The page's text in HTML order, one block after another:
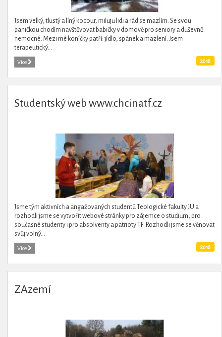
Jsem velký, tlustý a líný kocour, miluju lidi a rád se mazlím. Se svou
paničkou chodím navštěvovat babičky v domově pro seniory a duševně
nemocné. Mezi mé koníčky patří: jídlo, spánek a mazlení. Jsem
terapeutický...
Více 2016
Studentský web www.chcinatf.cz
Jsme tým aktivních a angažovaných studentů Teologické fakulty JU a
rozhodli jsme se vytvořit webové stránky pro zájemce o studium, pro
současné studenty i pro absolventy a patrioty TF. Rozhodli jsme se věnovat
svůj volný...
Více 2016
ZAzemí